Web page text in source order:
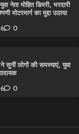
नेता मोहित डिमरी, भरदारी
मोटरमार्ग का मुद्दा उठाया
0
सुनीं लोगों की समस्याएं, युवा
0